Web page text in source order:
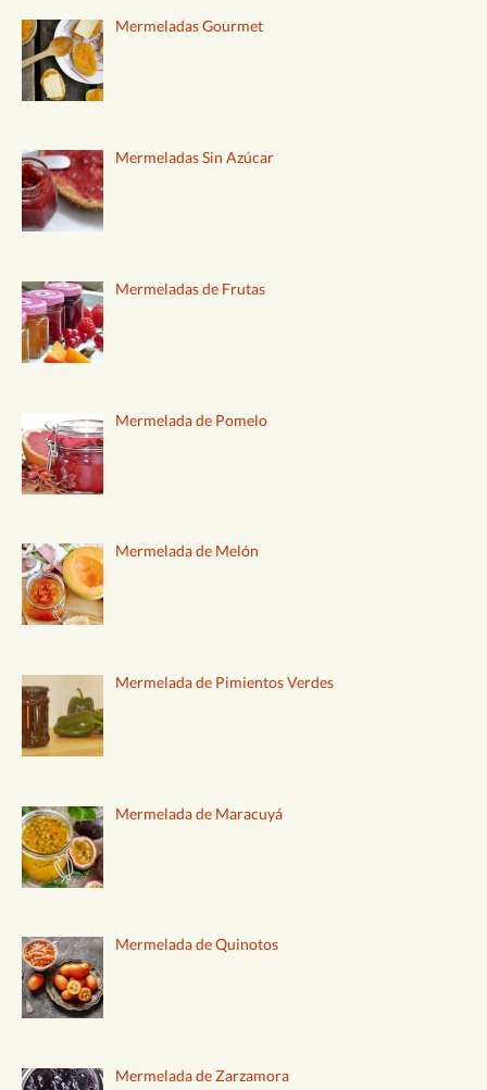
Mermeladas Gourmet
Mermeladas Sin Azúcar
Mermeladas de Frutas
Mermelada de Pomelo
Mermelada de Melón
Mermelada de Pimientos Verdes
Mermelada de Maracuyá
Mermelada de Quinotos
Mermelada de Zarzamora